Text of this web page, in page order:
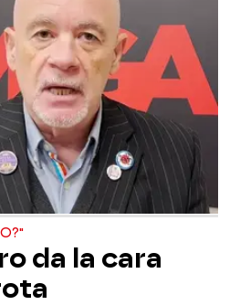
da la cara